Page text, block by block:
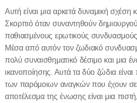
Αυτή είναι μια αρκετά δυναμική
Σκορπιό όταν συναντηθούν
παθιασμένους ερωτικούς
Μέσα από αυτόν τον ζωδιακό
πολύ συναισθηματικό δέσιμο και μια
ικανοποίησης. Αυτά τα δύο ζώδια
των παρόμοιων αναγκών που έχουν σε
αποτέλεσμα της ένωσης είναι μια πιστή,